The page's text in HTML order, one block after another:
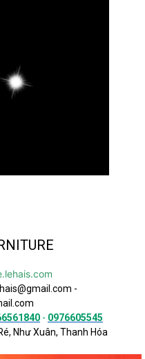
-
- 0976605545
Như Xuân, Thanh Hóa